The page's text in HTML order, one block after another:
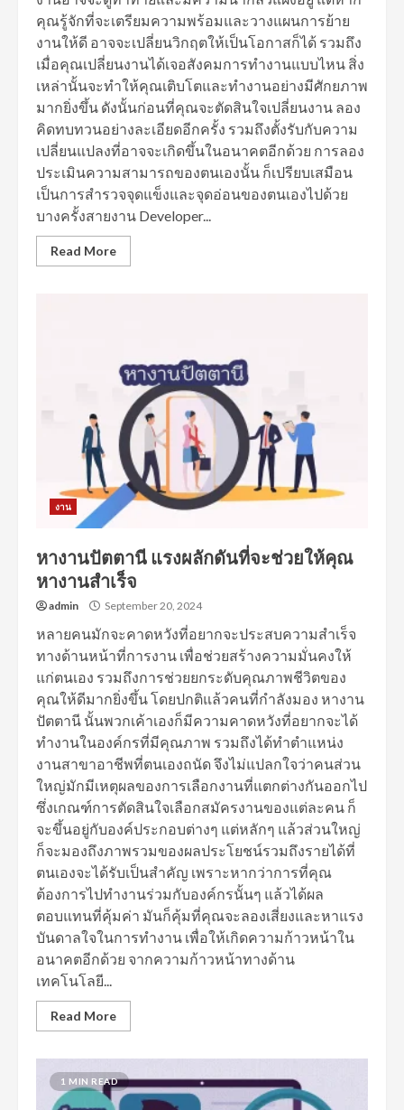
คุณรู้จักที่จะเตรียมความพร้อมและวางแผนการย้าย
งานให้ดี อาจจะเปลี่ยนวิกฤตให้เป็นโอกาสก็ได้ รวมถึง
เมื่อคุณเปลี่ยนงานได้เจอสังคมการทำงานแบบไหน สิ่ง
เหล่านั้นจะทำให้คุณเติบโตและทำงานอย่างมีศักยภาพ
มากยิ่งขึ้น ดังนั้นก่อนที่คุณจะตัดสินใจเปลี่ยนงาน ลอง
คิดทบทวนอย่างละเอียดอีกครั้ง รวมถึงตั้งรับกับความ
เปลี่ยนแปลงที่อาจจะเกิดขึ้นในอนาคตอีกด้วย การลอง
ประเมินความสามารถของตนเองนั้น ก็เปรียบเสมือน
เป็นการสำรวจจุดแข็งและจุดอ่อนของตนเองไปด้วย
บางครั้งสายงาน Developer...
Read More
งาน
หางานปัตตานี แรงผลักดันที่จะช่วยให้คุณ
หางานสำเร็จ
admin September 20, 2024
หลายคนมักจะคาดหวังที่อยากจะประสบความสำเร็จ
ทางด้านหน้าที่การงาน เพื่อช่วยสร้างความมั่นคงให้
แก่ตนเอง รวมถึงการช่วยยกระดับคุณภาพชีวิตของ
คุณให้ดีมากยิ่งขึ้น โดยปกติแล้วคนที่กำลังมอง หางาน
ปัตตานี นั้นพวกเค้าเองก็มีความคาดหวังที่อยากจะได้
ทำงานในองค์กรที่มีคุณภาพ รวมถึงได้ทำตำแหน่ง
งานสาขาอาชีพที่ตนเองถนัด จึงไม่แปลกใจว่าคนส่วน
ใหญ่มักมีเหตุผลของการเลือกงานที่แตกต่างกันออกไป
ซึ่งเกณฑ์การตัดสินใจเลือกสมัครงานของแต่ละคน ก็
จะขึ้นอยู่กับองค์ประกอบต่างๆ แต่หลักๆ แล้วส่วนใหญ่
ก็จะมองถึงภาพรวมของผลประโยชน์รวมถึงรายได้ที่
ตนเองจะได้รับเป็นสำคัญ เพราะหากว่าการที่คุณ
ต้องการไปทำงานร่วมกับองค์กรนั้นๆ แล้วได้ผล
ตอบแทนที่คุ้มค่า มันก็คุ้มที่คุณจะลองเสี่ยงและหาแรง
บันดาลใจในการทำงาน เพื่อให้เกิดความก้าวหน้าใน
อนาคตอีกด้วย จากความก้าวหน้าทางด้าน
เทคโนโลยี...
Read More
1 MIN READ